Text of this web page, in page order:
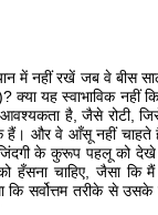
में नहीं रखें जब वे बीस
यह स्वाभाविक नहीं
है, जैसे रोटी,
और वे आँसू नहीं चाहते
के कुरूप पहलू को
हँसना चाहिए, जैसा
सर्वोत्तम तरीके से